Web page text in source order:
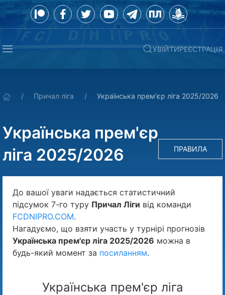
УВІЙТИРЕЄСТРАЦІЯ
Причал ліга Українська прем'єр ліга 2025/2026
Українська прем'єр
ліга 2025/2026
ПРАВИЛА
До вашої уваги надається статистичний
підсумок 7-го туру Причал Ліги від команди
FCDNIPRO.COM.
Нагадуємо, що взяти участь у турнірі прогнозів
Українська прем'єр ліга 2025/2026 можна в
будь-який момент за посиланням.
Українська прем'єр ліга